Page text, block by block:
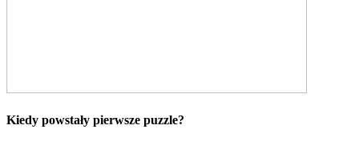
Kiedy powstały pierwsze puzzle?